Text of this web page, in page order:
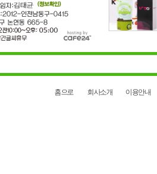
홈으로 회사소개 이용안내